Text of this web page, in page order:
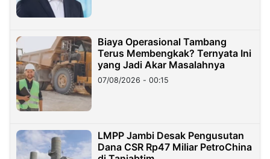
Biaya Operasional Tambang
Terus Membengkak? Ternyata Ini
yang Jadi Akar Masalahnya
07/08/2026 - 00:15
LMPP Jambi Desak Pengusutan
Dana CSR Rp47 Miliar PetroChina